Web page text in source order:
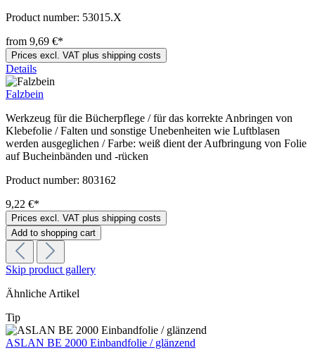
Product number: 53015.X
from 9,69 €*
Prices excl. VAT plus shipping costs
Details
Falzbein
Werkzeug für die Bücherpflege / für das korrekte Anbringen von
Klebefolie / Falten und sonstige Unebenheiten wie Luftblasen
werden ausgeglichen / Farbe: weiß dient der Aufbringung von Folie
auf Bucheinbänden und -rücken
Product number: 803162
9,22 €*
Prices excl. VAT plus shipping costs
Add to shopping cart
Skip product gallery
Ähnliche Artikel
Tip
ASLAN BE 2000 Einbandfolie / glänzend